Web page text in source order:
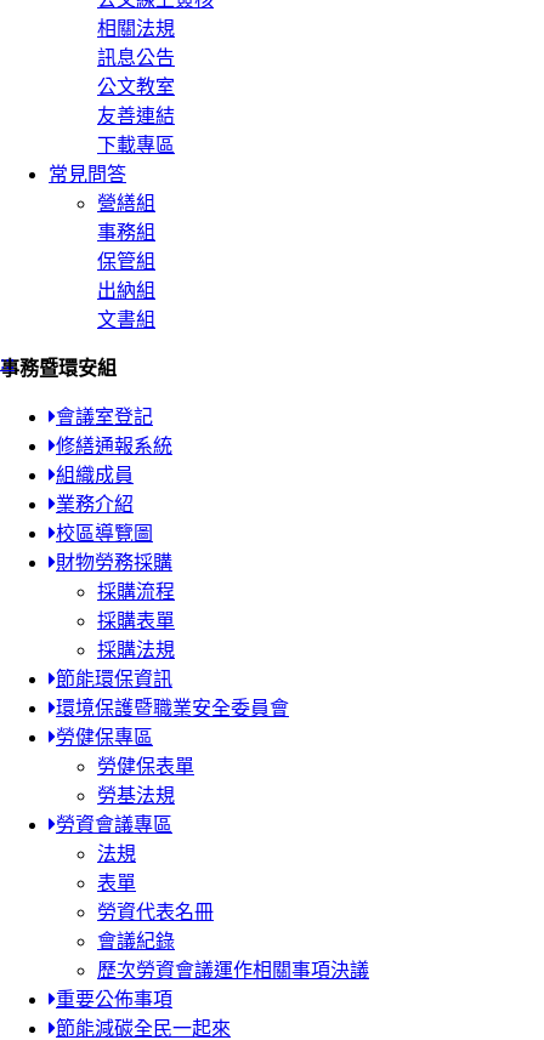
相關法規
訊息公告
公文教室
友善連結
下載專區
常見問答
營繕組
事務組
保管組
出納組
文書組
:::
事務暨環安組
會議室登記
修繕通報系統
組織成員
業務介紹
校區導覽圖
財物勞務採購
採購流程
採購表單
採購法規
節能環保資訊
環境保護暨職業安全委員會
勞健保專區
勞健保表單
勞基法規
勞資會議專區
法規
表單
勞資代表名冊
會議紀錄
歷次勞資會議運作相關事項決議
重要公佈事項
節能減碳全民一起來